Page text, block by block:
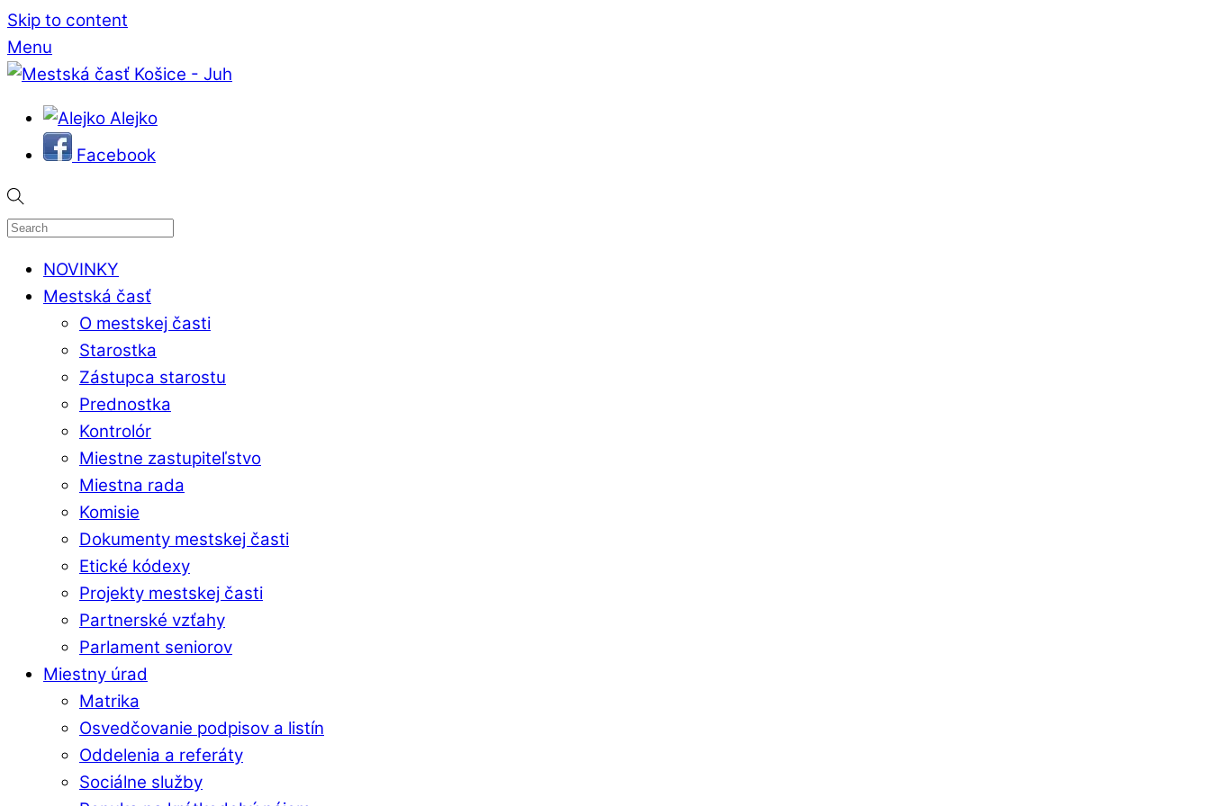
Skip to content
Menu
Alejko
Facebook
NOVINKY
Mestská časť
O mestskej časti
Starostka
Zástupca starostu
Prednostka
Kontrolór
Miestne zastupiteľstvo
Miestna rada
Komisie
Dokumenty mestskej časti
Etické kódexy
Projekty mestskej časti
Partnerské vzťahy
Parlament seniorov
Miestny úrad
Matrika
Osvedčovanie podpisov a listín
Oddelenia a referáty
Sociálne služby